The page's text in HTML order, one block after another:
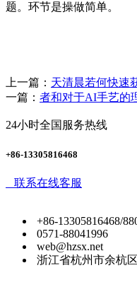
题。环节是操做简单。
上一篇： 天清晨若何快速
一篇： 者和对于AI手艺的
24小时全国服务热线
+86-13305816468
联系在线客服
+86-13305816468/
0571-88041996
web@hzsx.net
浙江省杭州市余杭